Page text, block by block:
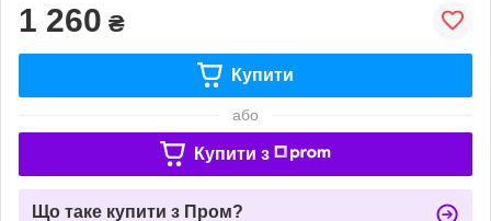
1 260 ₴
Купити
або
Купити з
Що таке купити з Пром?